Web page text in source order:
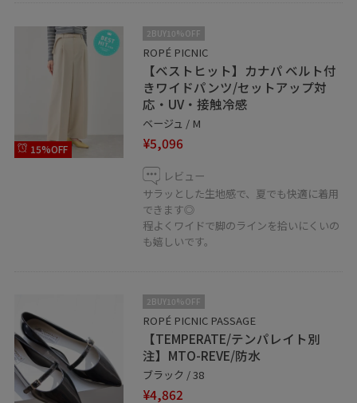
15%OFF
2BUY10%OFF
ROPÉ PICNIC
【ベストヒット】カナパ ベルト付
きワイドパンツ/セットアップ対
応・UV・接触冷感
ベージュ / M
¥5,096
レビュー
サラッとした生地感で、夏でも快適に着用
できます◎
程よくワイドで脚のラインを拾いにくいの
も嬉しいです。
2BUY10%OFF
ROPÉ PICNIC PASSAGE
【TEMPERATE/テンパレイト別
注】MTO-REVE/防水
ブラック / 38
¥4,862